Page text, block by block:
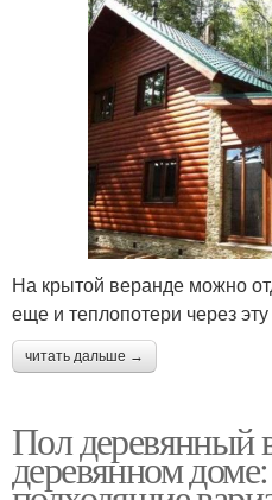
На крытой веранде можно
еще и теплопотери через
читать дальше →
Пол деревянный
деревянном